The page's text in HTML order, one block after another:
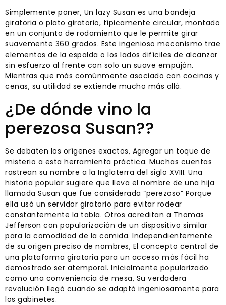
Simplemente poner, Un lazy Susan es una bandeja
giratoria o plato giratorio, típicamente circular, montado
en un conjunto de rodamiento que le permite girar
suavemente 360 grados. Este ingenioso mecanismo trae
elementos de la espalda o los lados difíciles de alcanzar
sin esfuerzo al frente con solo un suave empujón.
Mientras que más comúnmente asociado con cocinas y
cenas, su utilidad se extiende mucho más allá.
¿De dónde vino la
perezosa Susan??
Se debaten los orígenes exactos, Agregar un toque de
misterio a esta herramienta práctica. Muchas cuentas
rastrean su nombre a la Inglaterra del siglo XVIII. Una
historia popular sugiere que lleva el nombre de una hija
llamada Susan que fue considerada “perezoso” Porque
ella usó un servidor giratorio para evitar rodear
constantemente la tabla. Otros acreditan a Thomas
Jefferson con popularización de un dispositivo similar
para la comodidad de la comida. Independientemente
de su origen preciso de nombres, El concepto central de
una plataforma giratoria para un acceso más fácil ha
demostrado ser atemporal. Inicialmente popularizado
como una conveniencia de mesa, Su verdadera
revolución llegó cuando se adaptó ingeniosamente para
los gabinetes.